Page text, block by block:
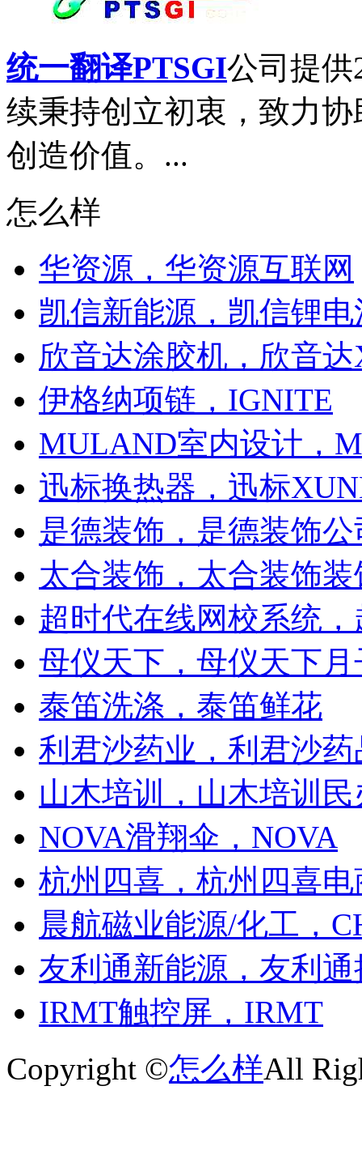
统一翻译PTSGI公司提供
续秉持创立初衷，致力
创造价值。...
怎么样
华资源，华资源互联网
凯信新能源，凯信锂电
欣音达涂胶机，欣音达
伊格纳项链，IGNITE
MULAND室内设计，
迅标换热器，迅标
是德装饰，是德装饰公
太合装饰，太合装饰
超时代在线网校系统
母仪天下，母仪天下
泰笛洗涤，泰笛鲜花
利君沙药业，利君沙药
山木培训，山木培训
NOVA滑翔伞，NOVA
杭州四喜，杭州四喜
晨航磁业能源/化工，
友利通新能源，友利
IRMT触控屏，IRMT
Copyright ©怎么样All